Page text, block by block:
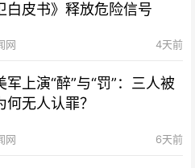
白皮书》释放危险信号
网 4天前
军上演“醉”与“罚”：三人被
何无人认罪？
网 6天前